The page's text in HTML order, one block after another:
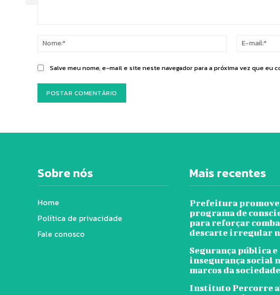
Nome:*
Salve meu nome, e-mail e site neste navegador para a próxima vez que eu
Sobre nós
Home
Política de privacidade
Fale conosco
Mais recentes
Prefeitura promove
programa de
para reforçar
descarte irregular
Segurança pública e
insegurança social
marcos da
Instituto Percorre